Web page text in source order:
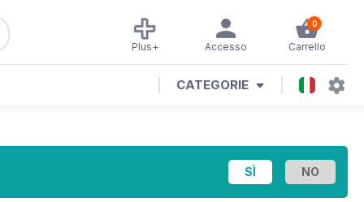
0
Carrello
Accesso
Plus+
CATEGORIE